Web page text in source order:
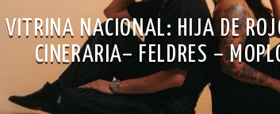
VITRINA NACIONAL: HIJA DE
CINERARIA– FELDRES –